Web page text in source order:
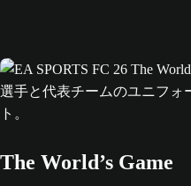
The World’s Game